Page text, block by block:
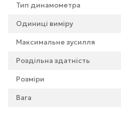
Тип динамометра
Одиниці виміру
Максимальне зусилля
Роздільна здатність
Розміри
Вага